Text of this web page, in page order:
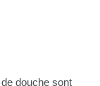
douche sont